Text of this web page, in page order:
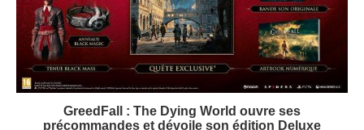
GreedFall : The Dying World ouvre ses
précommandes et dévoile son édition Deluxe